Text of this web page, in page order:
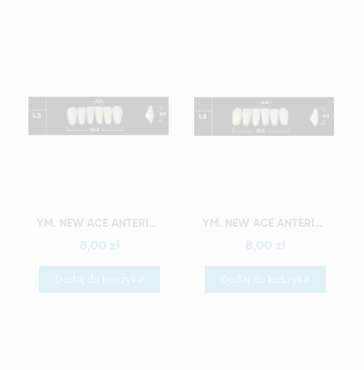
Szybki podgląd YM. NEW ACE ANTERIOR - AKRYLOWE ZĘBY SZTUCZNE - A3-L3
8,00 zł
Dodaj do koszyka
Szybki podgląd YM. NEW ACE ANTERIOR - AKRYLOWE ZĘBY SZTUCZNE - A3-L4
8,00 zł
Dodaj do koszyka